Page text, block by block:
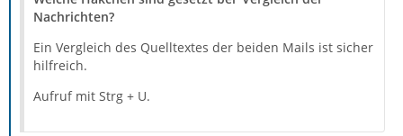
Nachrichten?
Ein Vergleich des Quelltextes der beiden Mails ist sicher
hilfreich.
Aufruf mit Strg + U.